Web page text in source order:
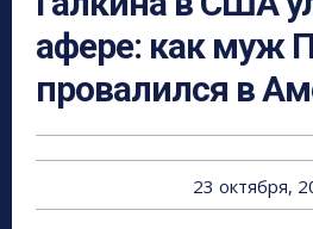
афере: как муж
провалился в
23 октября,